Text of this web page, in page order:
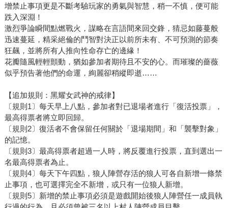
增禁止事項更是不斷考驗玩家的勇氣與智慧，稍一不慎，便可能
跌入深淵！
激烈爭論瞬間點燃戰火，謀略在言語間來回交鋒，猜忌如藤蔓般
迅速蔓延，精采絕倫的鬥智對決正以前所未有、不可預測的節奏
狂飆，並將所有人推向性命存亡的邊緣！
花瓣隨風輕輕顫動，猶如參加者期待且不安的心。而璀璨的薔薇
似乎預告著他們的命運，絢麗卻稍縱即逝……
【追加規則：黑耀女武神的戒律】
〔規則1〕每天早上八點，參加者對已退場者進行「復活投票」，
最高得票者將立即回歸。
〔規則2〕復活者不會保留任何關於「退場期間」和「襲擊對象」
的記憶。
〔規則3〕最高得票者超過一人時，將反覆進行投票，直到選出一
名最高得票者為止。
〔規則4〕每天下午四點，狼人陣營存活的狼人可各自新增一條禁
止事項，也可選擇完全不新增，或只有一位狼人新增。
〔規則5〕新增的禁止事項必須是遊戲開始後狼人陣營任一成員執